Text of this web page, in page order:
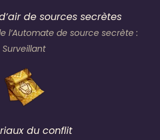
de sources secrètes
l’Automate de source secrète :
Surveillant
du conflit